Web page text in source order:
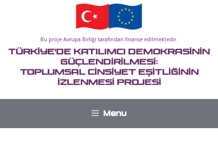
Bu proje Avrupa Birliği tarafından finanse edilmektedir.
TÜRKİYE'DE KATILIMCI DEMOKRASİNİN
GÜÇLENDİRİLMESİ:
TOPLUMSAL CİNSİYET EŞİTLİĞİNİN
İZLENMESİ PROJESİ
Menu